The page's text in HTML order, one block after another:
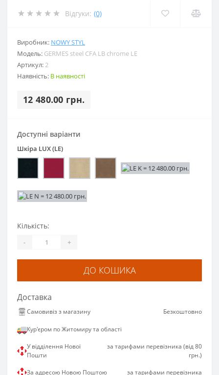
Відгуки: (0)
Виробник: NOWY STYL
Модель: GERMES steel CFA LB chrome LE
Артикул:2
Наявність: В наявності
12 480.00 грн.
Доступні варіанти
Шкіра LUX (LE)
Кількість:
- +
ДО КОШИКА
Доставка
Самовивіз з магазину Безкоштовно
Кур'єром по Житомиру та області
У відділення Нової
Пошти
за тарифами перевізника (від 80
грн.)
За адресою Новою Поштою за тарифами перевізника